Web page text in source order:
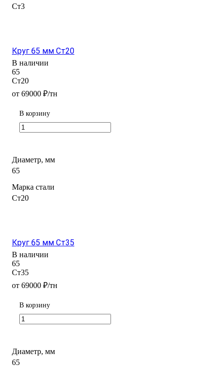
Ст3
Круг 65 мм Ст20
В наличии
65
Ст20
от 69000 ₽/тн
В корзину
Диаметр, мм
65
Марка стали
Ст20
Круг 65 мм Ст35
В наличии
65
Ст35
от 69000 ₽/тн
В корзину
Диаметр, мм
65